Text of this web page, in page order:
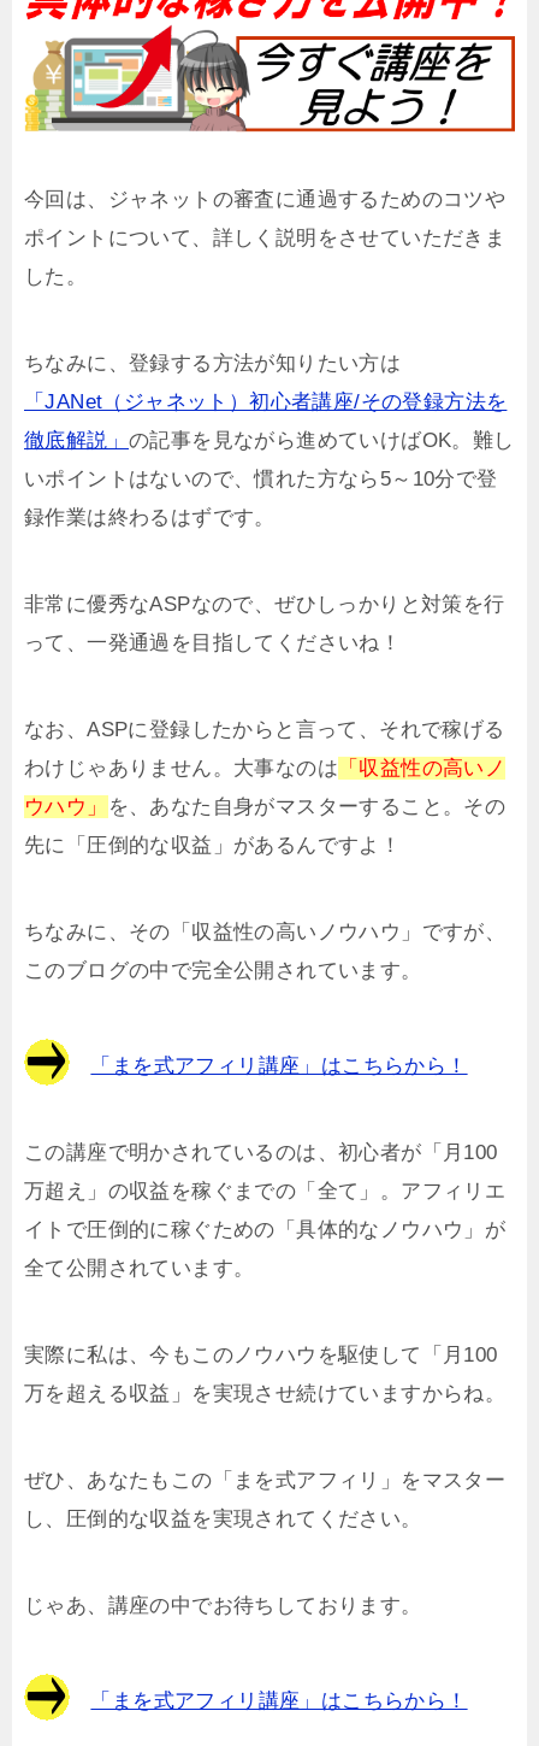
今回は、ジャネットの審査に通過するためのコツや
ポイントについて、詳しく説明をさせていただきま
した。
ちなみに、登録する方法が知りたい方は
「JANet（ジャネット）初心者講座/その登録方法を
徹底解説」 の記事を見ながら進めていけばOK。難し
いポイントはないので、慣れた方なら5～10分で登
録作業は終わるはずです。
非常に優秀なASPなので、ぜひしっかりと対策を行
って、一発通過を目指してくださいね！
なお、ASPに登録したからと言って、それで稼げる
わけじゃありません。大事なのは 「収益性の高いノ
ウハウ」
を、あなた自身がマスターすること。その
先に「圧倒的な収益」があるんですよ！
ちなみに、その「収益性の高いノウハウ」ですが、
このブログの中で完全公開されています。
「まを式アフィリ講座」はこちらから！
この講座で明かされているのは、初心者が「月100
万超え」の収益を稼ぐまでの「全て」。アフィリエ
イトで圧倒的に稼ぐための「具体的なノウハウ」が
全て公開されています。
実際に私は、今もこのノウハウを駆使して「月100
万を超える収益」を実現させ続けていますからね。
ぜひ、あなたもこの「まを式アフィリ」をマスター
し、圧倒的な収益を実現されてください。
じゃあ、講座の中でお待ちしております。
「まを式アフィリ講座」はこちらから！